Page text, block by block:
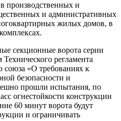
производственных и
и административных
жилых домов, в
секционные ворота серии
регламента
союза «О требованиях к
безопасности и
прошли испытания, по
огнестойкости конструкции
60 минут ворота будут
и ограничивать